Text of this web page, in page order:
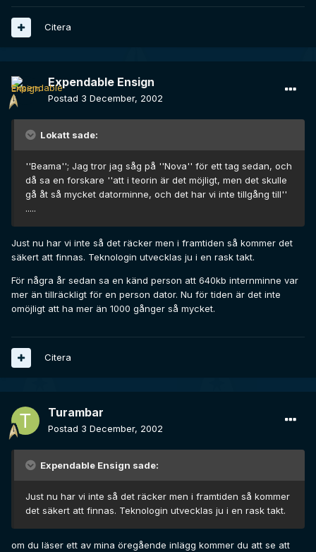
Citera
Expendable Ensign
Postad 3 December, 2002
Lokatt sade:
''Beama''; Jag tror jag såg på ''Nova'' för ett tag sedan, och
då sa en forskare ''att i teorin är det möjligt, men det skulle
gå åt så mycket datorminne, och det har vi inte tillgång till''
.....
Just nu har vi inte så det räcker men i framtiden så kommer det
säkert att finnas. Teknologin utvecklas ju i en rask takt.
För några år sedan sa en känd person att 640kb internminne var
mer än tillräckligt för en person dator. Nu för tiden är det inte
omöjligt att ha mer än 1000 gånger så mycket.
Citera
Turambar
Postad 3 December, 2002
Expendable Ensign sade:
Just nu har vi inte så det räcker men i framtiden så kommer
det säkert att finnas. Teknologin utvecklas ju i en rask takt.
om du läser ett av mina öregående inlägg kommer du att se att